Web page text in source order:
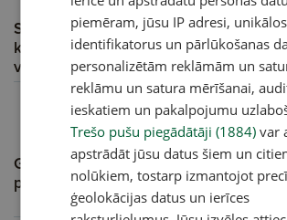
Stājas spēkā jaunā parādu piedziņas
kārtība, kas parādnieku makos atstās
vairāk naudas
28.08.2024, 00:01
Gaidāmas izmaiņas ieturējumos no
parādniekiem
piemēram, jūsu IP adresi, unikālos
identifikatorus un pārlūkošanas
personalizētām reklāmām un
reklāmu un satura mērīšanai,
ieskatiem un pakalpojumu
Trešo pušu piegādātāji (1884) var
apstrādāt jūsu datus šiem un
nolūkiem, tostarp izmantojot
ģeolokācijas datus un ierīces